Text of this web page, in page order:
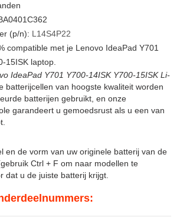
(p/n): L14S4P22
compatible met je Lenovo IdeaPad Y701
15ISK laptop.
IdeaPad Y701 Y700-14ISK Y700-15ISK Li-
batterijcellen van hoogste kwaliteit worden
batterijen gebruikt, en onze
garandeert u gemoedsrust als u een van
en de vorm van uw originele batterij van de
Ctrl + F om naar modellen te
dat u de juiste batterij krijgt.